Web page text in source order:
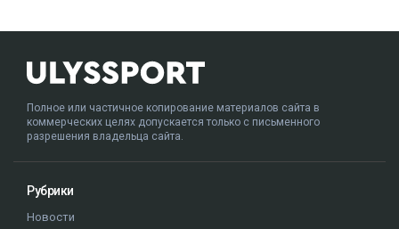
Полное или частичное копирование материалов сайта в
коммерческих целях допускается только с письменного
разрешения владельца сайта.
Рубрики
Новости